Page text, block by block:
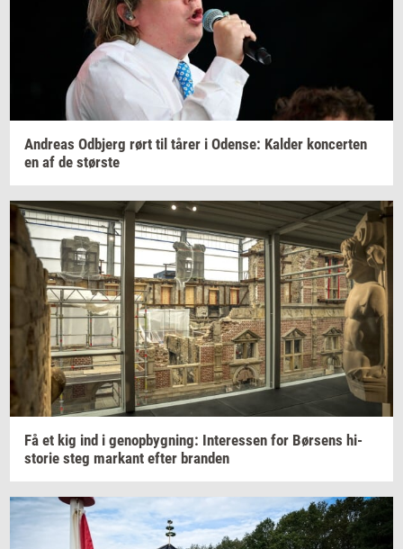
An­dreas Od­b­jerg rørt til tårer i Oden­se: Kal­der kon­cer­ten
en af de stør­ste
Få et kig ind i genop­byg­ning: In­ter­es­sen for Bør­sens hi­
sto­rie steg mar­kant efter bran­den